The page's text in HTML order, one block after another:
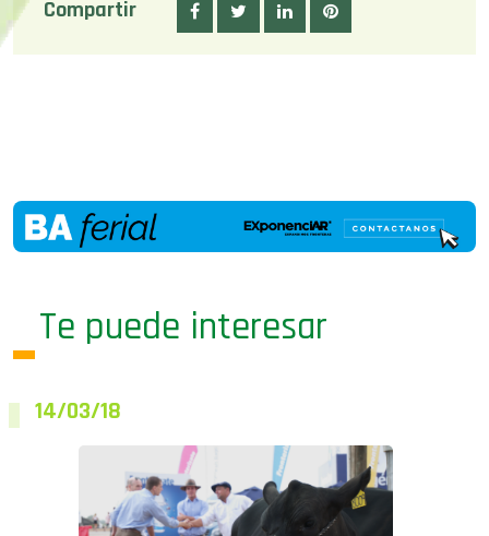
Compartir
Te puede interesar
14/03/18